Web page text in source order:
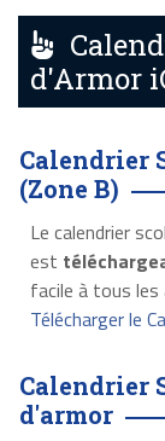
d'Armor
Calendrier
(Zone B)
Le calendrier
est
facile à tous
Télécharger le
Calendrier
d'armor